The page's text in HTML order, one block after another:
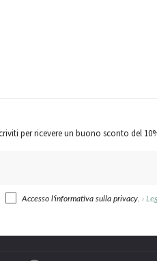
per ricevere un buono sconto del
Accesso l'informativa sulla privacy. ›